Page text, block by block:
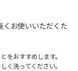
くお使いいただくた
をおすすめします。
く洗ってください。